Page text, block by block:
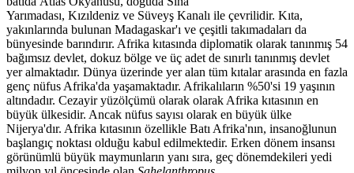
Yarımadası, Kızıldeniz ve Süveyş Kanalı ile çevrilidir. Kıta,
yakınlarında bulunan Madagaskar'ı ve çeşitli takımadaları da
bünyesinde barındırır. Afrika kıtasında diplomatik olarak tanınmış 54
bağımsız devlet, dokuz bölge ve üç adet de sınırlı tanınmış devlet
yer almaktadır. Dünya üzerinde yer alan tüm kıtalar arasında en fazla
genç nüfus Afrika'da yaşamaktadır. Afrikalıların %50'si 19 yaşının
altındadır. Cezayir yüzölçümü olarak olarak Afrika kıtasının en
büyük ülkesidir. Ancak nüfus sayısı olarak en büyük ülke
Nijerya'dır. Afrika kıtasının özellikle Batı Afrika'nın, insanoğlunun
başlangıç noktası olduğu kabul edilmektedir. Erken dönem insansı
görünümlü büyük maymunların yanı sıra, geç dönemdekileri yedi